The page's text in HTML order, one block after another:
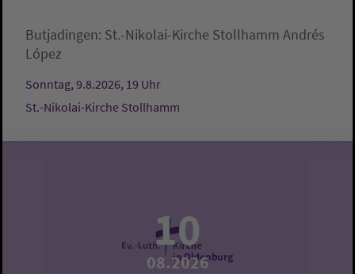
Butjadingen: St.-Nikolai-Kirche Stollhamm Andrés
López
Sonntag, 9.8.2026, 19 Uhr
St.-Nikolai-Kirche Stollhamm
10
08.2026